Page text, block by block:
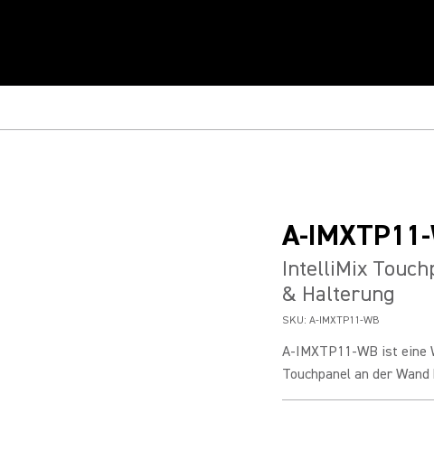
A-
IntelliMix
& Halterung
SKU: A-IMXTP11-WB
A-IMXTP11-WB ist eine
Touchpanel an der